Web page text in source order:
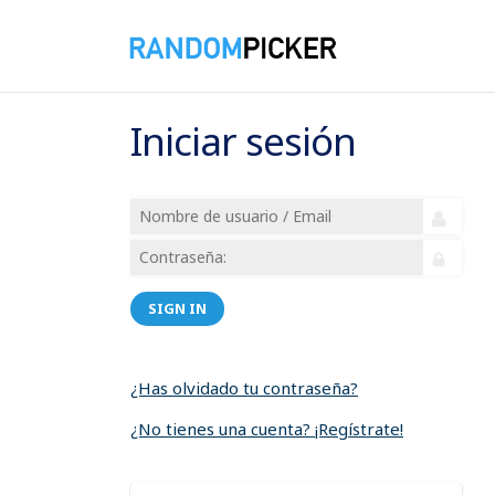
Iniciar sesión
SIGN IN
¿Has olvidado tu contraseña?
¿No tienes una cuenta? ¡Regístrate!